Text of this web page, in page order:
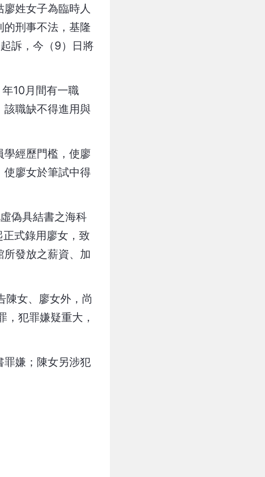
姓女子為臨時人
的刑事不法，基隆
訴，今（9）日將
10月間有一職
職缺不得進用與
經歷門檻，使廖
使廖女於筆試中得
偽具結書之海科
式錄用廖女，致
發放之薪資、加
陳女、廖女外，尚
犯罪嫌疑重大，
罪嫌；陳女另涉犯